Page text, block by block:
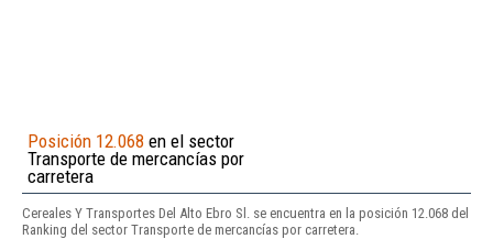
Posición 12.068 en el sector
Transporte de mercancías por
carretera
Cereales Y Transportes Del Alto Ebro Sl. se encuentra en la posición 12.068 del
Ranking del sector Transporte de mercancías por carretera.